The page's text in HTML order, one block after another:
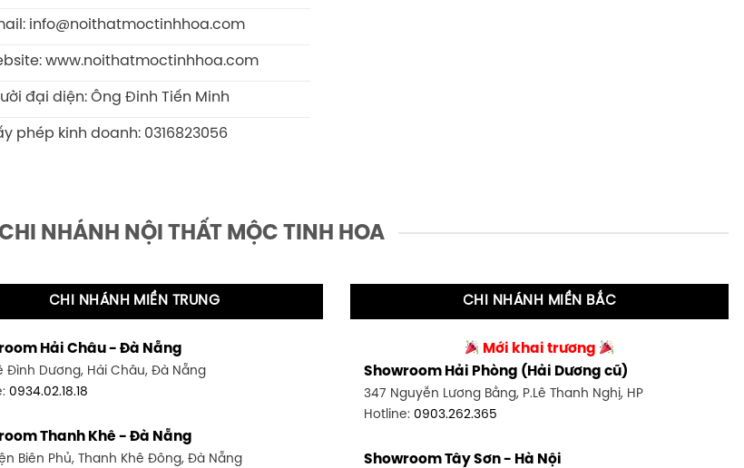
info@noithatmoctinhhoa.com
www.noithatmoctinhhoa.com
đại diện: Ông Đinh Tiến Minh
phép kinh doanh: 0316823056
NHÁNH NỘI THẤT MỘC TINH HOA
CHI NHÁNH MIỀN TRUNG
Hải Châu - Đà Nẵng
Đình Dương, Hải Châu, Đà Nẵng
0934.02.18.18
Thanh Khê - Đà Nẵng
Biên Phủ, Thanh Khê Đông, Đà Nẵng
CHI NHÁNH MIỀN BẮC
Mới khai trương
Showroom Hải Phòng (Hải Dương cũ)
347 Nguyễn Lương Bằng, P.Lê Thanh Nghị, HP
Hotline:0903.262.365
Showroom Tây Sơn - Hà Nội